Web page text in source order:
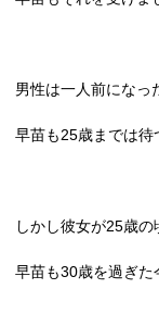
男性は一人前になっ
早苗も25歳までは待
しかし彼女が25歳の
早苗も30歳を過ぎた